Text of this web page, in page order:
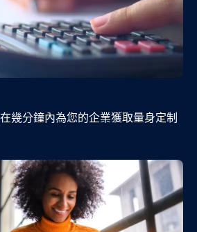
幾分鐘內為您的企業獲取量身定制